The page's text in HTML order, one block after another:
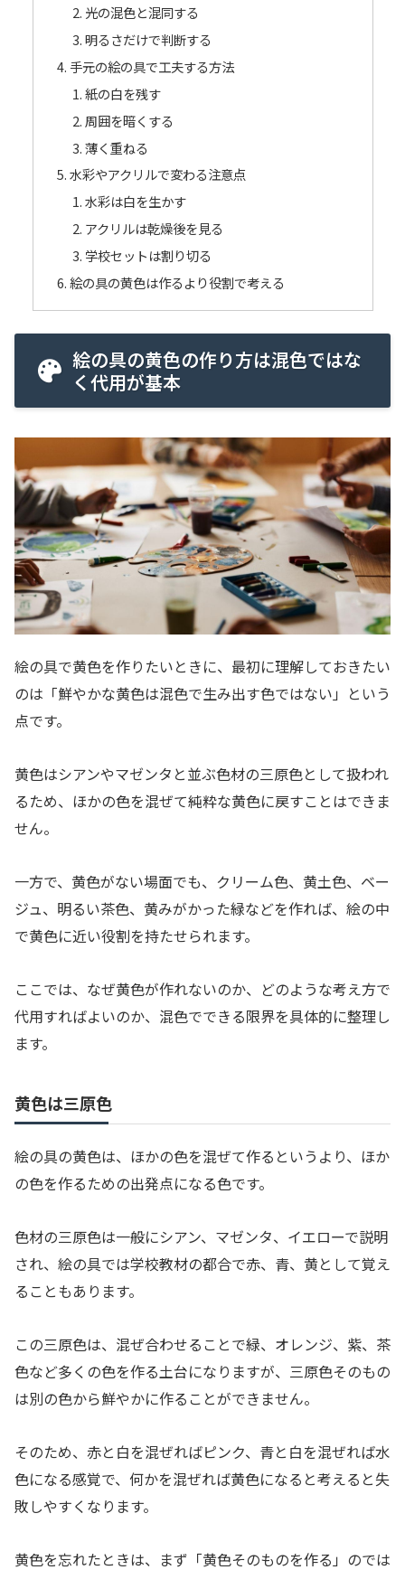
光の混色と混同する
明るさだけで判断する
手元の絵の具で工夫する方法
紙の白を残す
周囲を暗くする
薄く重ねる
水彩やアクリルで変わる注意点
水彩は白を生かす
アクリルは乾燥後を見る
学校セットは割り切る
絵の具の黄色は作るより役割で考える
絵の具の黄色の作り方は混色ではな
く代用が基本
絵の具で黄色を作りたいときに、最初に理解しておきたい
のは「鮮やかな黄色は混色で生み出す色ではない」という
点です。
黄色はシアンやマゼンタと並ぶ色材の三原色として扱われ
るため、ほかの色を混ぜて純粋な黄色に戻すことはできま
せん。
一方で、黄色がない場面でも、クリーム色、黄土色、ベー
ジュ、明るい茶色、黄みがかった緑などを作れば、絵の中
で黄色に近い役割を持たせられます。
ここでは、なぜ黄色が作れないのか、どのような考え方で
代用すればよいのか、混色でできる限界を具体的に整理し
ます。
黄色は三原色
絵の具の黄色は、ほかの色を混ぜて作るというより、ほか
の色を作るための出発点になる色です。
色材の三原色は一般にシアン、マゼンタ、イエローで説明
され、絵の具では学校教材の都合で赤、青、黄として覚え
ることもあります。
この三原色は、混ぜ合わせることで緑、オレンジ、紫、茶
色など多くの色を作る土台になりますが、三原色そのもの
は別の色から鮮やかに作ることができません。
そのため、赤と白を混ぜればピンク、青と白を混ぜれば水
色になる感覚で、何かを混ぜれば黄色になると考えると失
敗しやすくなります。
黄色を忘れたときは、まず「黄色そのものを作る」のでは